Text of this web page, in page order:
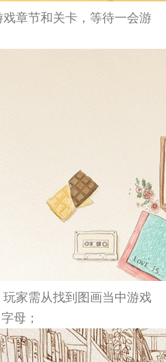
章节和关卡，等待一会游
家需从找到图画当中游戏
母；